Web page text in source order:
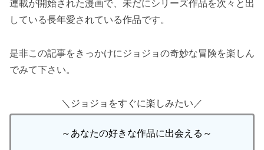
連載が開始された漫画で、未だにシリーズ作品を次々と出
している長年愛されている作品です。
是非この記事をきっかけにジョジョの奇妙な冒険を楽しん
でみて下さい。
＼ジョジョをすぐに楽しみたい／
～あなたの好きな作品に出会える～